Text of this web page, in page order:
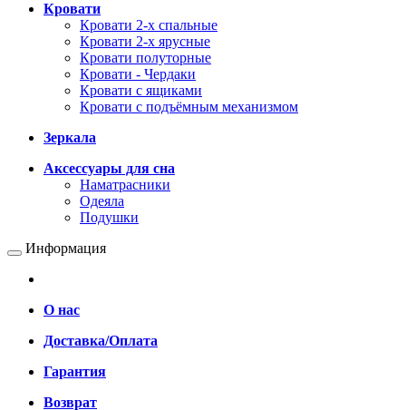
Кровати
Кровати 2-х спальные
Кровати 2-х ярусные
Кровати полуторные
Кровати - Чердаки
Кровати с ящиками
Кровати с подъёмным механизмом
Зеркала
Аксессуары для сна
Наматрасники
Одеяла
Подушки
Информация
О нас
Доставка/Оплата
Гарантия
Возврат